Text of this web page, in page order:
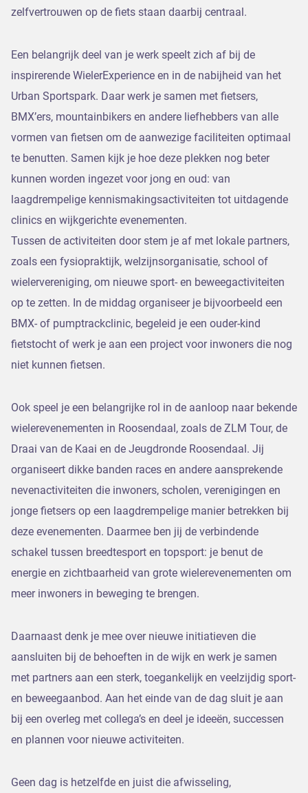
zelfvertrouwen op de fiets staan daarbij centraal.
Een belangrijk deel van je werk speelt zich af bij de
inspirerende WielerExperience en in de nabijheid van het
Urban Sportspark. Daar werk je samen met fietsers,
BMX’ers, mountainbikers en andere liefhebbers van alle
vormen van fietsen om de aanwezige faciliteiten optimaal
te benutten. Samen kijk je hoe deze plekken nog beter
kunnen worden ingezet voor jong en oud: van
laagdrempelige kennismakingsactiviteiten tot uitdagende
clinics en wijkgerichte evenementen.
Tussen de activiteiten door stem je af met lokale partners,
zoals een fysiopraktijk, welzijnsorganisatie, school of
wielervereniging, om nieuwe sport- en beweegactiviteiten
op te zetten. In de middag organiseer je bijvoorbeeld een
BMX- of pumptrackclinic, begeleid je een ouder-kind
fietstocht of werk je aan een project voor inwoners die nog
niet kunnen fietsen.
Ook speel je een belangrijke rol in de aanloop naar bekende
wielerevenementen in Roosendaal, zoals de ZLM Tour, de
Draai van de Kaai en de Jeugdronde Roosendaal. Jij
organiseert dikke banden races en andere aansprekende
nevenactiviteiten die inwoners, scholen, verenigingen en
jonge fietsers op een laagdrempelige manier betrekken bij
deze evenementen. Daarmee ben jij de verbindende
schakel tussen breedtesport en topsport: je benut de
energie en zichtbaarheid van grote wielerevenementen om
meer inwoners in beweging te brengen.
Daarnaast denk je mee over nieuwe initiatieven die
aansluiten bij de behoeften in de wijk en werk je samen
met partners aan een sterk, toegankelijk en veelzijdig sport-
en beweegaanbod. Aan het einde van de dag sluit je aan
bij een overleg met collega’s en deel je ideeën, successen
en plannen voor nieuwe activiteiten.
Geen dag is hetzelfde en juist die afwisseling,